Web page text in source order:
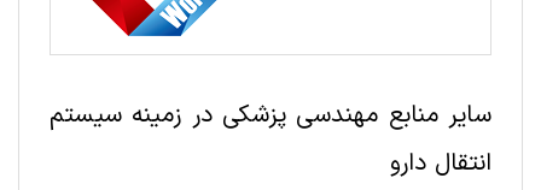
سایر منابع مهندسی پزشکی در زمینه سیستم
انتقال دارو